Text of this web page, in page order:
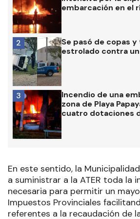
embarcación en el
Se pasó de copas
estrolado contra
2
Incendio de una
zona de Playa
cuatro dotaciones
3
En este sentido, la
a suministrar a la ATER toda la
necesaria para permitir un
Impuestos Provinciales
referentes a la recaudación de